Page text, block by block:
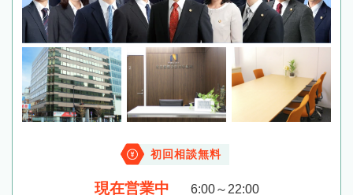
初回相談無料
現在営業中 6:00～22:00